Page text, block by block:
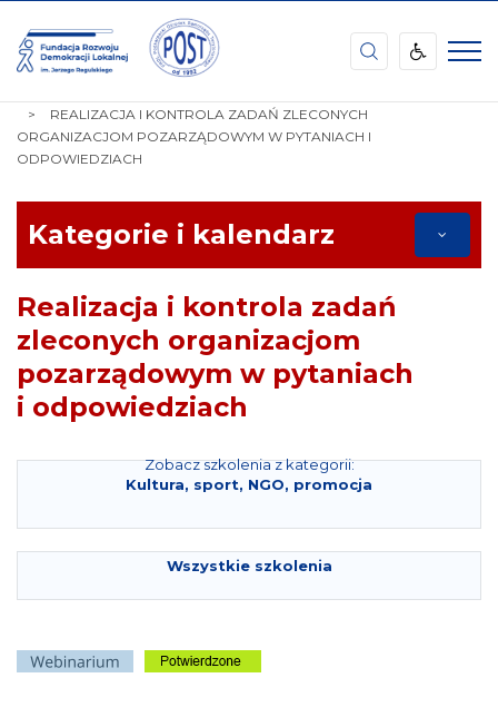
Fundacja
Rozwoju
Demokracji
Lokalnej
im.
Jerzego
Regulskiego
Ośrodek
Samorządu
Terytorialnego
GŁÓWNA
REALIZACJA I KONTROLA ZADAŃ ZLECONYCH
ORGANIZACJOM POZARZĄDOWYM W PYTANIACH I
ODPOWIEDZIACH
Kategorie i kalendarz
Realizacja i kontrola zadań
zleconych organizacjom
pozarządowym w pytaniach
i odpowiedziach
Zobacz szkolenia z kategorii:
Kultura, sport, NGO, promocja
Wszystkie szkolenia